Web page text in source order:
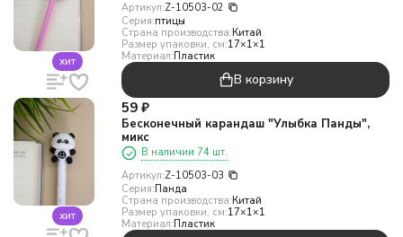
хит
Артикул:Z-10503-02
Серия:птицы
Страна производства:Китай
Размер упаковки, см:17×1×1
Материал:Пластик
В корзину
хит
59 ₽
Бесконечный карандаш "Улыбка Панды",
микс
В наличии 74 шт.
Артикул:Z-10503-03
Серия:Панда
Страна производства:Китай
Размер упаковки, см:17×1×1
Материал:Пластик